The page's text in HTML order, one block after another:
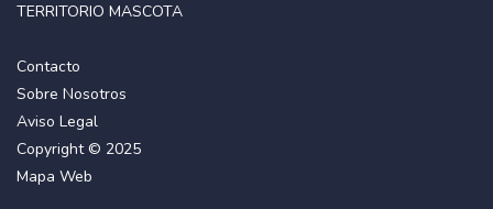
TERRITORIO MASCOTA
Contacto
Sobre Nosotros
Aviso Legal
Copyright © 2025
Mapa Web